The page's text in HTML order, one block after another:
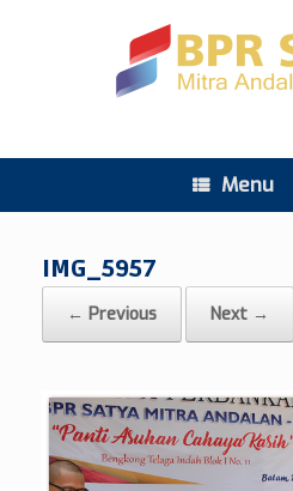
Menu
IMG_5957
← Previous Next →